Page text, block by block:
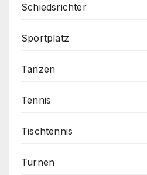
Schiedsrichter
Sportplatz
Tanzen
Tennis
Tischtennis
Turnen